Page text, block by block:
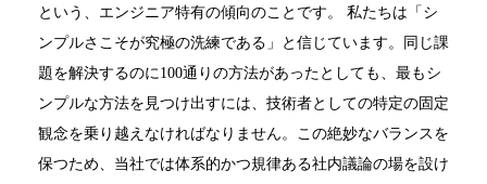
という、エンジニア特有の傾向のことです。 私たちは「シ
ンプルさこそが究極の洗練である」と信じています。同じ課
題を解決するのに100通りの方法があったとしても、最もシ
ンプルな方法を見つけ出すには、技術者としての特定の固定
観念を乗り越えなければなりません。この絶妙なバランスを
保つため、当社では体系的かつ規律ある社内議論の場を設け